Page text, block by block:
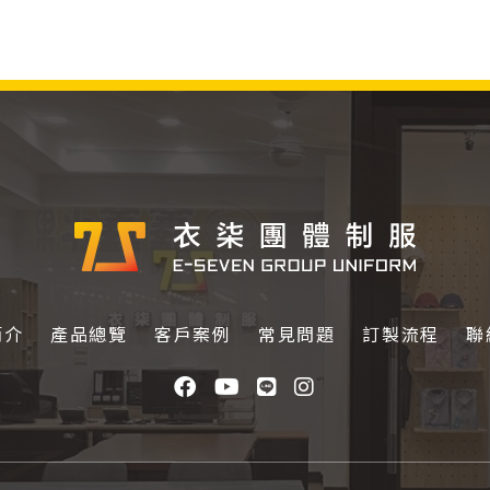
產品總覽 客戶案例 常見問題 訂製流程 聯